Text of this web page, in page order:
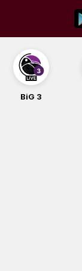
content
BiG 4